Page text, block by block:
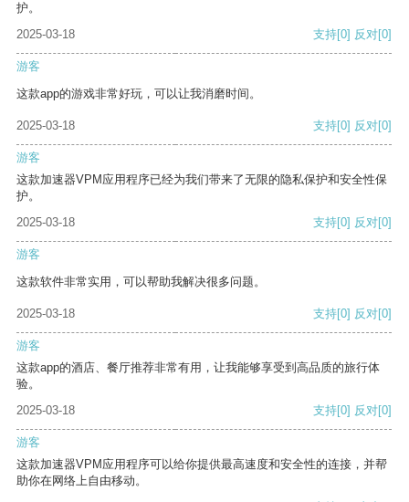
护。
2025-03-18
支持[0] 反对[0]
游客
这款app的游戏非常好玩，可以让我消磨时间。
2025-03-18 支持[0] 反对[0]
游客
这款加速器VPM应用程序已经为我们带来了无限的隐私保护和安全性保
护。
2025-03-18
支持[0] 反对[0]
游客
这款软件非常实用，可以帮助我解决很多问题。
2025-03-18 支持[0] 反对[0]
游客
这款app的酒店、餐厅推荐非常有用，让我能够享受到高品质的旅行体
验。
2025-03-18
支持[0] 反对[0]
游客
这款加速器VPM应用程序可以给你提供最高速度和安全性的连接，并帮
助你在网络上自由移动。